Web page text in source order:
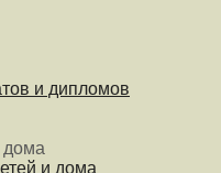
и дипломов
и дома